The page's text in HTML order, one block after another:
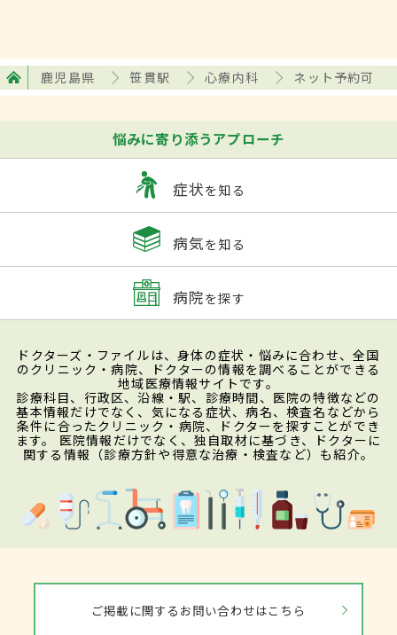
鹿児島県 笹貫駅 心療内科 ネット予約可
悩みに寄り添うアプローチ
症状を知る
病気を知る
病院を探す
ドクターズ・ファイルは、身体の症状・悩みに合わせ、全国
のクリニック・病院、ドクターの情報を調べることができる
地域医療情報サイトです。
診療科目、行政区、沿線・駅、診療時間、医院の特徴などの
基本情報だけでなく、気になる症状、病名、検査名などから
条件に合ったクリニック・病院、ドクターを探すことができ
ます。 医院情報だけでなく、独自取材に基づき、ドクターに
関する情報（診療方針や得意な治療・検査など）も紹介。
ご掲載に関するお問い合わせはこちら